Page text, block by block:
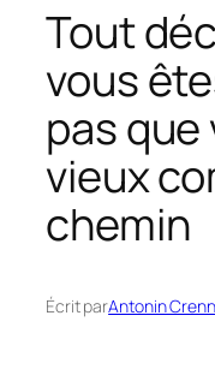
Tout
vous
pas
vieux
chemin
Écrit parAntonin Crenn